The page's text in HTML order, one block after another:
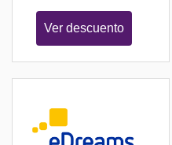
Ver descuento